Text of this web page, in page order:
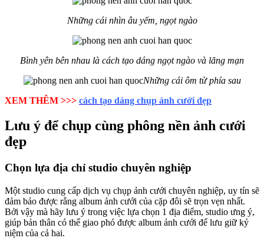
Những cái nhìn âu yếm, ngọt ngào
Bình yên bên nhau là cách tạo dáng ngọt ngào và lãng mạn
Những cái ôm từ phía sau
XEM THÊM >>> cách tạo dáng chụp ảnh cưới đẹp
Lưu ý để chụp cùng phông nền ảnh cưới
đẹp
Chọn lựa địa chỉ studio chuyên nghiệp
Một studio cung cấp dịch vụ chụp ảnh cưới chuyên nghiệp, uy tín sẽ
đảm bảo được rằng album ảnh cưới của cặp đôi sẽ trọn vẹn nhất.
Bởi vậy mà hãy lưu ý trong việc lựa chọn 1 địa điểm, studio ưng ý,
giúp bản thân có thể giao phó được album ảnh cưới để lưu giữ kỷ
niệm của cả hai.